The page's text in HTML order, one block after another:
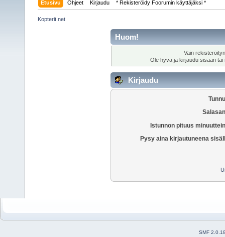
Etusivu Ohjeet Kirjaudu * Rekisteröidy Foorumin käyttäjäksi *
Kopterit.net
Huom!
Vain
Ole hyvä ja kirjaudu sisään tai
Kirjaudu
Istunnon pituus
Pysy aina kirjautuneena
SMF